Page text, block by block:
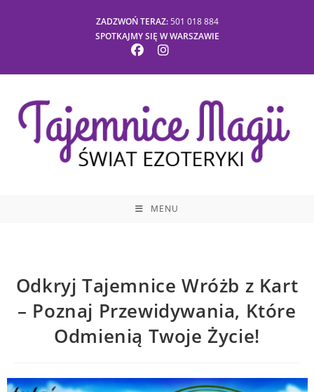
ZADZWOŃ TERAZ:501 018 884
SPOTKAJMY SIĘ W WARSZAWIE
MENU
Odkryj Tajemnice Wróżb z Kart
– Poznaj Przewidywania, Które
Odmienią Twoje Życie!